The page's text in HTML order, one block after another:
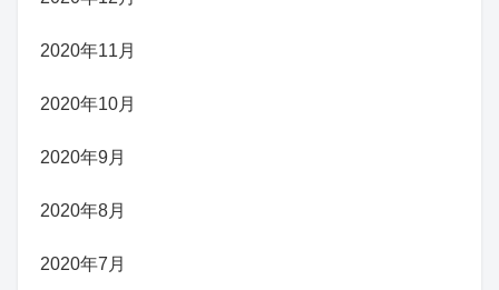
2020年11月
2020年10月
2020年9月
2020年8月
2020年7月